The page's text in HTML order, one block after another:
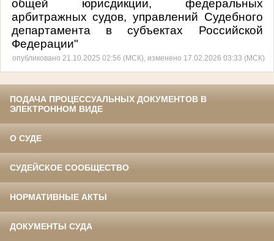
общей юрисдикции, федеральных
арбитражных судов, управлений Судебного
департамента в субъектах Российской
Федерации"
опубликовано 21.10.2025 02:56 (МСК), изменено 17.02.2026 03:33 (МСК)
ПОДАЧА ПРОЦЕССУАЛЬНЫХ ДОКУМЕНТОВ В
ЭЛЕКТРОННОМ ВИДЕ
О СУДЕ
СУДЕЙСКОЕ СООБЩЕСТВО
НОРМАТИВНЫЕ АКТЫ
ДОКУМЕНТЫ СУДА